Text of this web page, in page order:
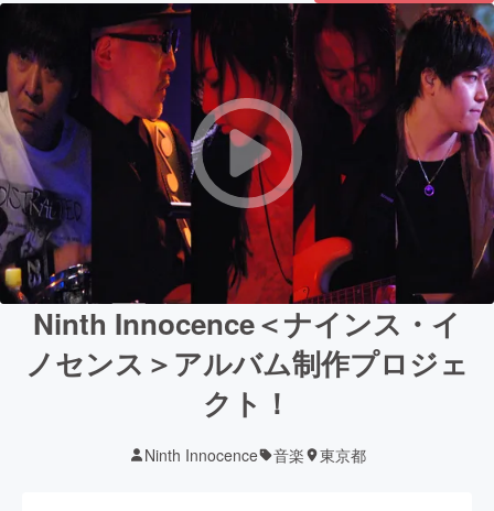
Ninth Innocence＜ナインス・イ
ノセンス＞アルバム制作プロジェ
クト！
Ninth Innocence 音楽 東京都